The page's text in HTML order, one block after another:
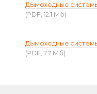
Дымоходные системы
(PDF, 12.1 Мб)
Дымоходные системы
(PDF, 7.7 Мб)